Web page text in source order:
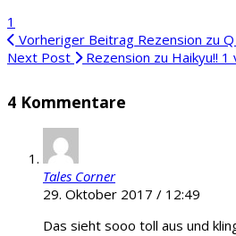
1
Vorheriger Beitrag Rezension zu
Next Post
Rezension zu Haikyu!! 1
4 Kommentare
Tales Corner
29. Oktober 2017 / 12:49
Das sieht sooo toll aus und